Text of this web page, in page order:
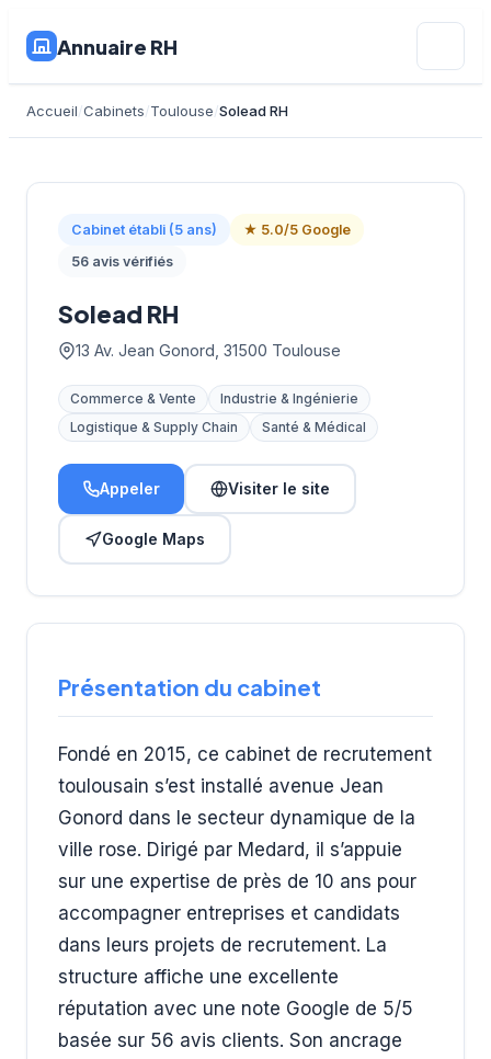
Annuaire RH
Accueil Cabinets Toulouse Solead RH
Cabinet établi (5 ans)
★ 5.0/5 Google
56 avis vérifiés
Solead RH
13 Av. Jean Gonord, 31500 Toulouse
Commerce & Vente
Industrie & Ingénierie
Logistique & Supply Chain
Santé & Médical
Appeler Visiter le site
Google Maps
Présentation du cabinet
Fondé en 2015, ce cabinet de recrutement
toulousain s’est installé avenue Jean
Gonord dans le secteur dynamique de la
ville rose. Dirigé par Medard, il s’appuie
sur une expertise de près de 10 ans pour
accompagner entreprises et candidats
dans leurs projets de recrutement. La
structure affiche une excellente
réputation avec une note Google de 5/5
basée sur 56 avis clients. Son ancrage